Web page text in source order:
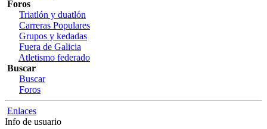
Foros
Triatlón y duatlón
Carreras Populares
Grupos y kedadas
Fuera de Galicia
Atletismo federado
Buscar
Buscar
Foros
Enlaces
Info de usuario